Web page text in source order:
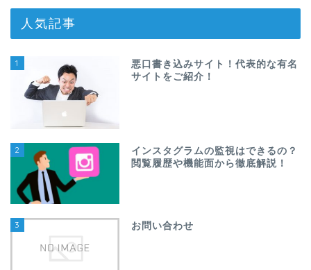
人気記事
1
悪口書き込みサイト！代表的な有名
サイトをご紹介！
2
インスタグラムの監視はできるの？
閲覧履歴や機能面から徹底解説！
3 お問い合わせ